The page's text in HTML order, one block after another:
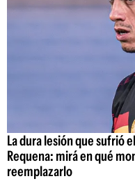
La dura lesión que sufrió
Requena: mirá en qué
reemplazarlo